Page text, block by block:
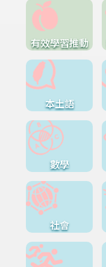
有效學習推動
本土語
數學
社會